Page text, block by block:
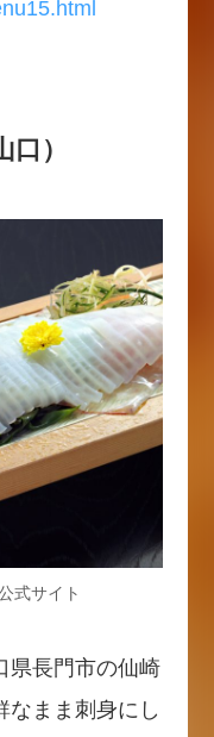
）
式サイト
県長門市の仙崎
なまま刺身にし